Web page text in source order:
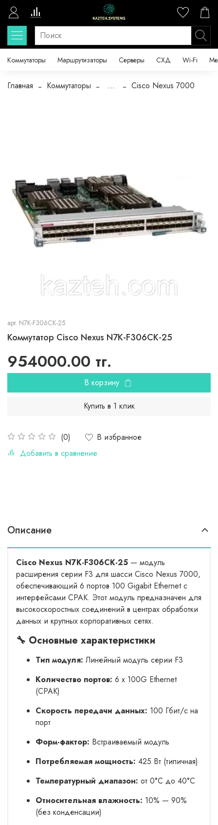
Коммутаторы Маршрутизаторы Серверы СХД Wi-Fi
Главная Коммутаторы ... Cisco Nexus 7000
арт. N7K-F306CK-25
Коммутатор Cisco Nexus N7K-F306CK-25
(0)
В избранное
Добавить в сравнение
954000.00 тг.
В корзину
Купить в 1 клик
Описание
Cisco Nexus N7K-F306CK-25 — модуль
расширения серии F3 для шасси Cisco Nexus 7000,
обеспечивающий 6 портов 100 Gigabit Ethernet с
интерфейсами CPAK. Этот модуль предназначен для
высокоскоростных соединений в центрах обработки
данных и крупных корпоративных сетях.
🔧 Основные характеристики
Тип модуля: Линейный модуль серии F3
Количество портов: 6 x 100G Ethernet
(CPAK)
Скорость передачи данных: 100 Гбит/с на
порт
Форм-фактор: Встраиваемый модуль
Потребляемая мощность: 425 Вт (типичная)
Температурный диапазон: от 0°C до 40°C
Относительная влажность: 10% — 90%
(без конденсации)